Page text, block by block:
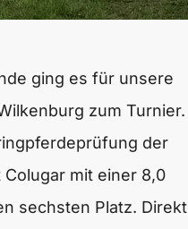
ging es für unsere
zum Turnier.
der
mit einer 8,0
sechsten Platz. Direkt